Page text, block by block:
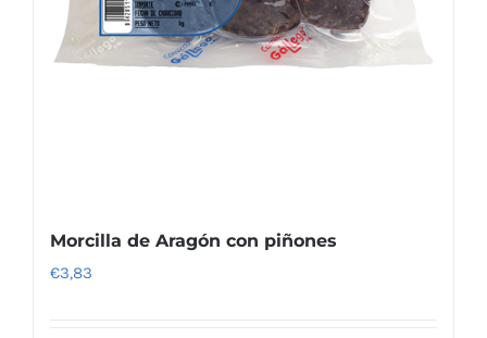
Morcilla de Aragón con piñones
€3,83